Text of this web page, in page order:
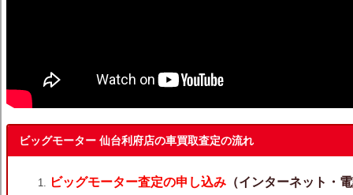
ビッグモーター 仙台利府店の車買取査定の流れ
ビッグモーター査定の申し込み（インターネット・